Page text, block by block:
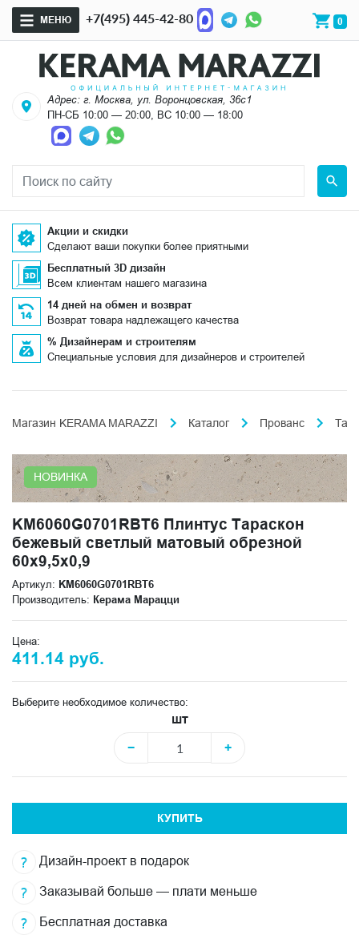
МЕНЮ +7(495) 445-42-80 0
Адрес: г. Москва, ул. Воронцовская, 36с1
ПН-СБ 10:00 — 20:00, ВС 10:00 — 18:00
Акции и скидки
Сделают ваши покупки более приятными
Бесплатный 3D дизайн
Всем клиентам нашего магазина
14 дней на обмен и возврат
Возврат товара надлежащего качества
% Дизайнерам и строителям
Специальные условия для дизайнеров и строителей
Магазин KERAMA MARAZZI Каталог Прованс
НОВИНКА
KM6060G0701RBT6 Плинтус Тараскон
бежевый светлый матовый обрезной
60x9,5x0,9
Артикул: KM6060G0701RBT6
Производитель: Керама Марацци
Цена:
411.14 руб.
Выберите необходимое количество:
шт
−
+
КУПИТЬ
Дизайн-проект в подарок
Заказывай больше — плати меньше
Бесплатная доставка